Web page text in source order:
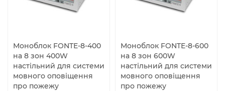
Моноблок FONTE-8-400
на 8 зон 400W
настільний для системи
мовного оповіщення
про пожежу
Моноблок FONTE-8-600
на 8 зон 600W
настільний для системи
мовного оповіщення
про пожежу